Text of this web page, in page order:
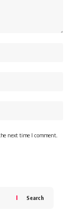
next time I comment.
Search